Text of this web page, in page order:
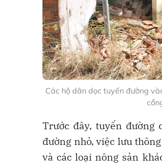
Các hộ dân dọc tuyến đường
Trước đây, tuyến
đường nhỏ, việc lưu
và các loại nông sản